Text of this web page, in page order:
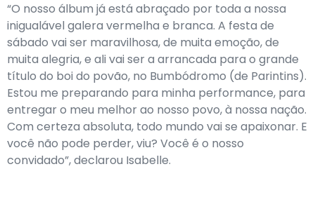
“O nosso álbum já está abraçado por toda a nossa
inigualável galera vermelha e branca. A festa de
sábado vai ser maravilhosa, de muita emoção, de
muita alegria, e ali vai ser a arrancada para o grande
título do boi do povão, no Bumbódromo (de Parintins).
Estou me preparando para minha performance, para
entregar o meu melhor ao nosso povo, à nossa nação.
Com certeza absoluta, todo mundo vai se apaixonar. E
você não pode perder, viu? Você é o nosso
convidado”, declarou Isabelle.